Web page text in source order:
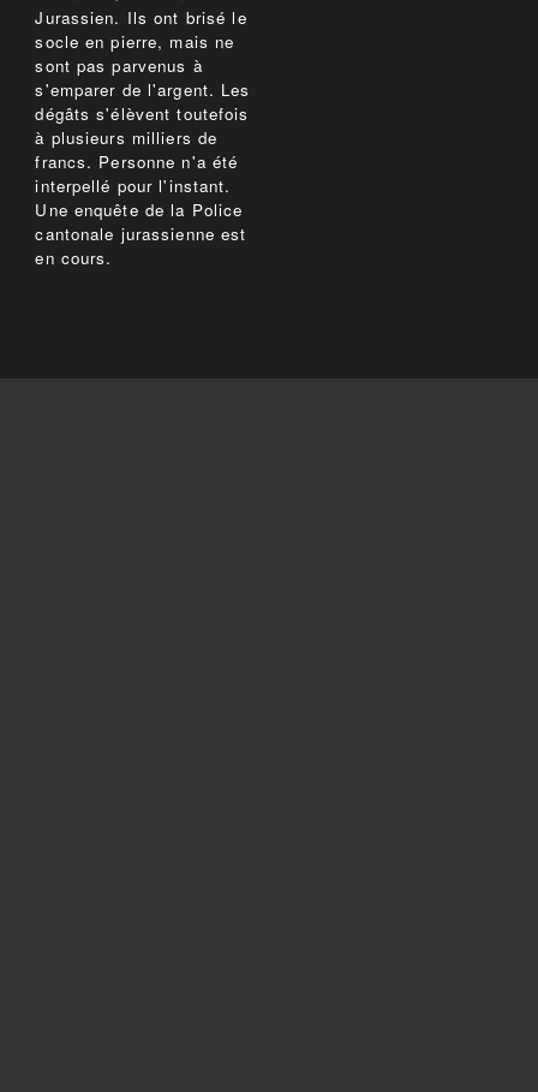
Jurassien. Ils ont brisé le
socle en pierre, mais ne
sont pas parvenus à
s'emparer de l'argent. Les
dégâts s'élèvent toutefois
à plusieurs milliers de
francs. Personne n'a été
interpellé pour l'instant.
Une enquête de la Police
cantonale jurassienne est
en cours.